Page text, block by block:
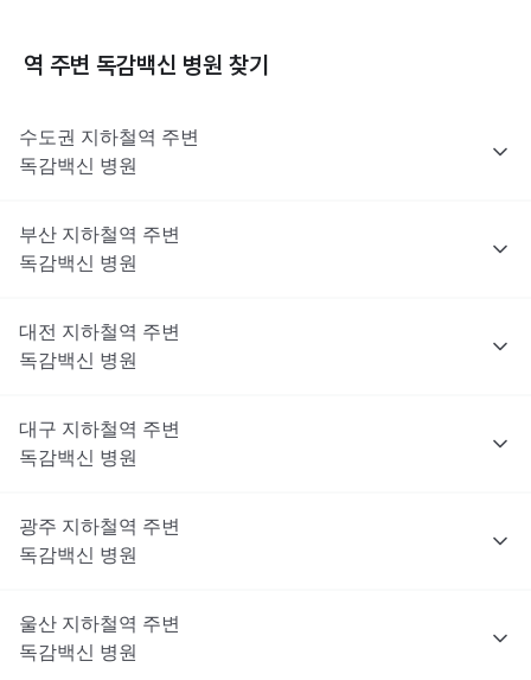
역 주변 독감백신 병원 찾기
수도권 지하철역 주변
독감백신
병원
부산 지하철역 주변
독감백신
병원
대전 지하철역 주변
독감백신
병원
대구 지하철역 주변
독감백신
병원
광주 지하철역 주변
독감백신
병원
울산 지하철역 주변
독감백신
병원